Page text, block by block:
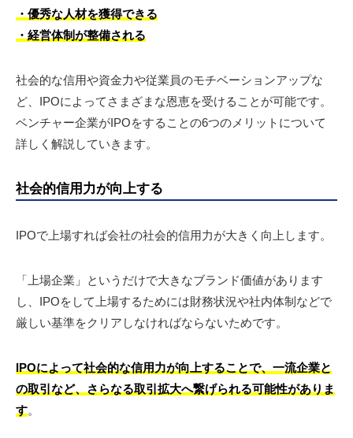
・優秀な人材を獲得できる
・経営体制が整備される
社会的な信用や資金力や従業員のモチベーションアップな
ど、IPOによってさまざまな恩恵を受けることが可能です。
ベンチャー企業がIPOをすることの6つのメリットについて
詳しく解説していきます。
社会的信用力が向上する
IPOで上場すれば会社の社会的信用力が大きく向上します。
「上場企業」というだけで大きなブランド価値があります
し、IPOをして上場するためには財務状況や社内体制などで
厳しい基準をクリアしなければならないためです。
IPOによって社会的な信用力が向上することで、一流企業と
の取引など、さらなる取引拡大へ繋げられる可能性がありま
す。